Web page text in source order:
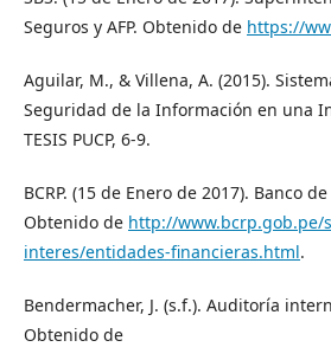
Seguros y AFP. Obtenido de https://
Aguilar, M., & Villena, A. (2015).
Seguridad de la Información en una
TESIS PUCP, 6-9.
BCRP. (15 de Enero de 2017). Banco
Obtenido de http://www.bcrp.gob.pe/
interes/entidades-financieras.html.
Bendermacher, J. (s.f.). Auditoría
Obtenido de